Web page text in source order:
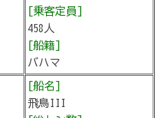
[乗客定員]
458人
[船籍]
バハマ
[船名]
飛鳥III